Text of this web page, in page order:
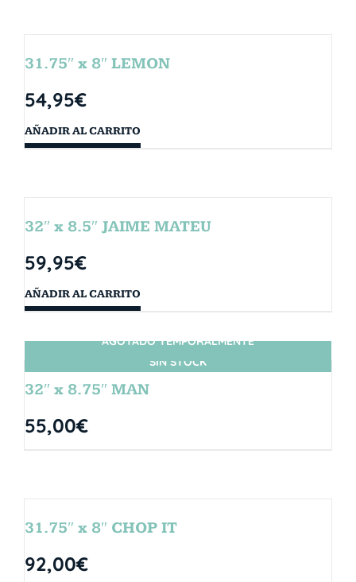
31.75″ x 8″ LEMON
54,95€
AÑADIR AL CARRITO
32″ x 8.5″ JAIME MATEU
59,95€
AÑADIR AL CARRITO
SIN STOCK
AGOTADO TEMPORALMENTE
32″ x 8.75″ MAN
55,00€
31.75″ x 8″ CHOP IT
92,00€